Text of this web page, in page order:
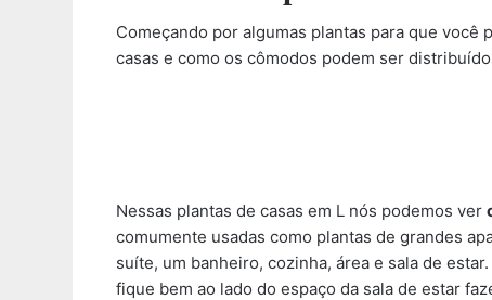
Começando por algumas plantas para que
casas e como os cômodos podem ser
Nessas plantas de casas em L nós podemos ver
comumente usadas como plantas de grandes
suíte, um banheiro, cozinha, área e sala de
fique bem ao lado do espaço da sala de estar